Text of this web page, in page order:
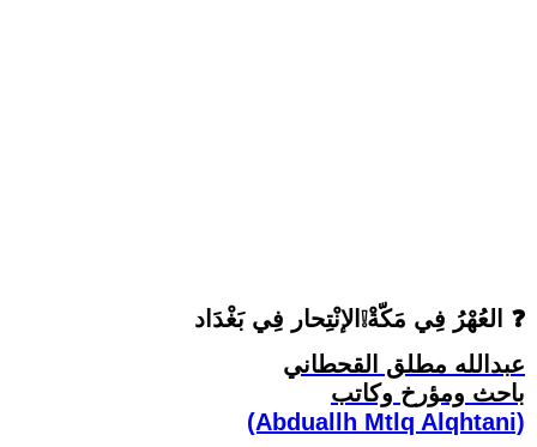
العُهْرُ فِي مَكّةْ❕الإنْتِحار فِي بَغْدَاد ❓
عبدالله مطلق القحطاني
باحث ومؤرخ وكاتب
(Abduallh Mtlq Alqhtani)